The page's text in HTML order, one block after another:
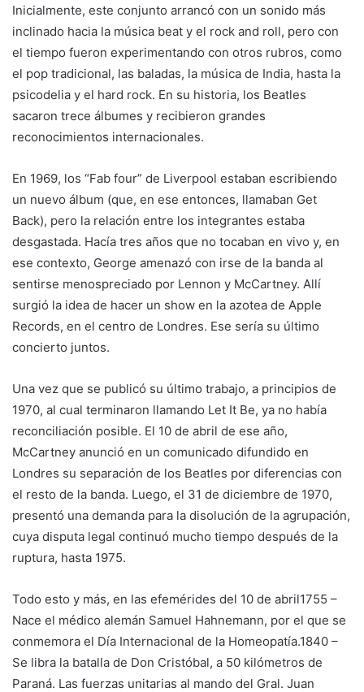
Inicialmente, este conjunto arrancó con un sonido más
inclinado hacia la música beat y el rock and roll, pero con
el tiempo fueron experimentando con otros rubros, como
el pop tradicional, las baladas, la música de India, hasta la
psicodelia y el hard rock. En su historia, los Beatles
sacaron trece álbumes y recibieron grandes
reconocimientos internacionales.
En 1969, los “Fab four” de Liverpool estaban escribiendo
un nuevo álbum (que, en ese entonces, llamaban Get
Back), pero la relación entre los integrantes estaba
desgastada. Hacía tres años que no tocaban en vivo y, en
ese contexto, George amenazó con irse de la banda al
sentirse menospreciado por Lennon y McCartney. Allí
surgió la idea de hacer un show en la azotea de Apple
Records, en el centro de Londres. Ese sería su último
concierto juntos.
Una vez que se publicó su último trabajo, a principios de
1970, al cual terminaron llamando Let It Be, ya no había
reconciliación posible. El 10 de abril de ese año,
McCartney anunció en un comunicado difundido en
Londres su separación de los Beatles por diferencias con
el resto de la banda. Luego, el 31 de diciembre de 1970,
presentó una demanda para la disolución de la agrupación,
cuya disputa legal continuó mucho tiempo después de la
ruptura, hasta 1975.
Todo esto y más, en las efemérides del 10 de abril1755 –
Nace el médico alemán Samuel Hahnemann, por el que se
conmemora el Día Internacional de la Homeopatía.1840 –
Se libra la batalla de Don Cristóbal, a 50 kilómetros de
Paraná. Las fuerzas unitarias al mando del Gral. Juan